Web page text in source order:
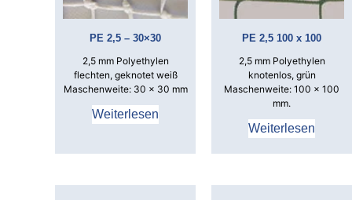
PE 2,5 – 30×30
2,5 mm Polyethylen
flechten, geknotet weiß
Maschenweite: 30 x 30 mm
Weiterlesen
PE 2,5 100 x 100
2,5 mm Polyethylen
knotenlos, grün
Maschenweite: 100 x 100
mm.
Weiterlesen